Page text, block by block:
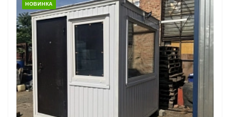
НОВИНКА